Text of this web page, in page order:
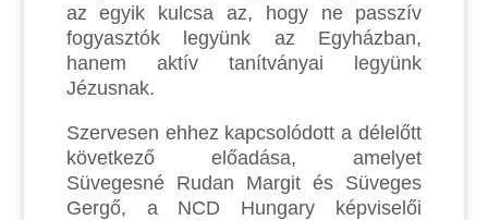
az egyik kulcsa az, hogy ne passzív
fogyasztók legyünk az Egyházban,
hanem aktív tanítványai legyünk
Jézusnak.
Szervesen ehhez kapcsolódott a délelőtt
következő előadása, amelyet
Süvegesné Rudan Margit és Süveges
Gergő, a NCD Hungary képviselői